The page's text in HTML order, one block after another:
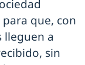
para que, con
lleguen a
sin